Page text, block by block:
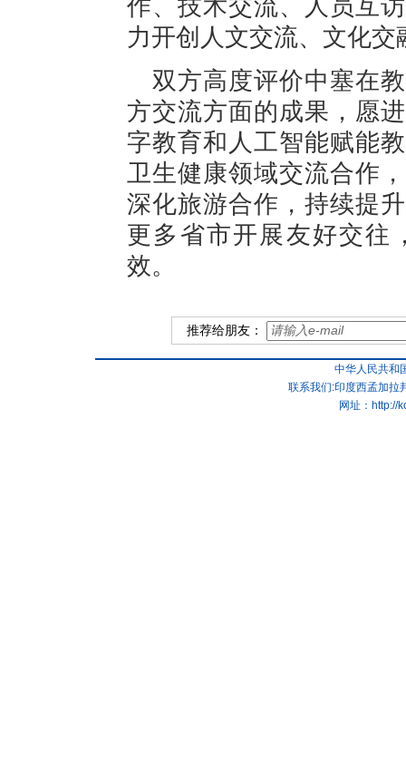
作、技术交流、人员互
力开创人文交流、文化交
双方高度评价中塞在
方交流方面的成果，愿
字教育和人工智能赋能
卫生健康领域交流合作
深化旅游合作，持续提
更多省市开展友好交往
效。
推荐给朋友：
中华人民共和
联系我们:印度西孟加拉
网址： http://